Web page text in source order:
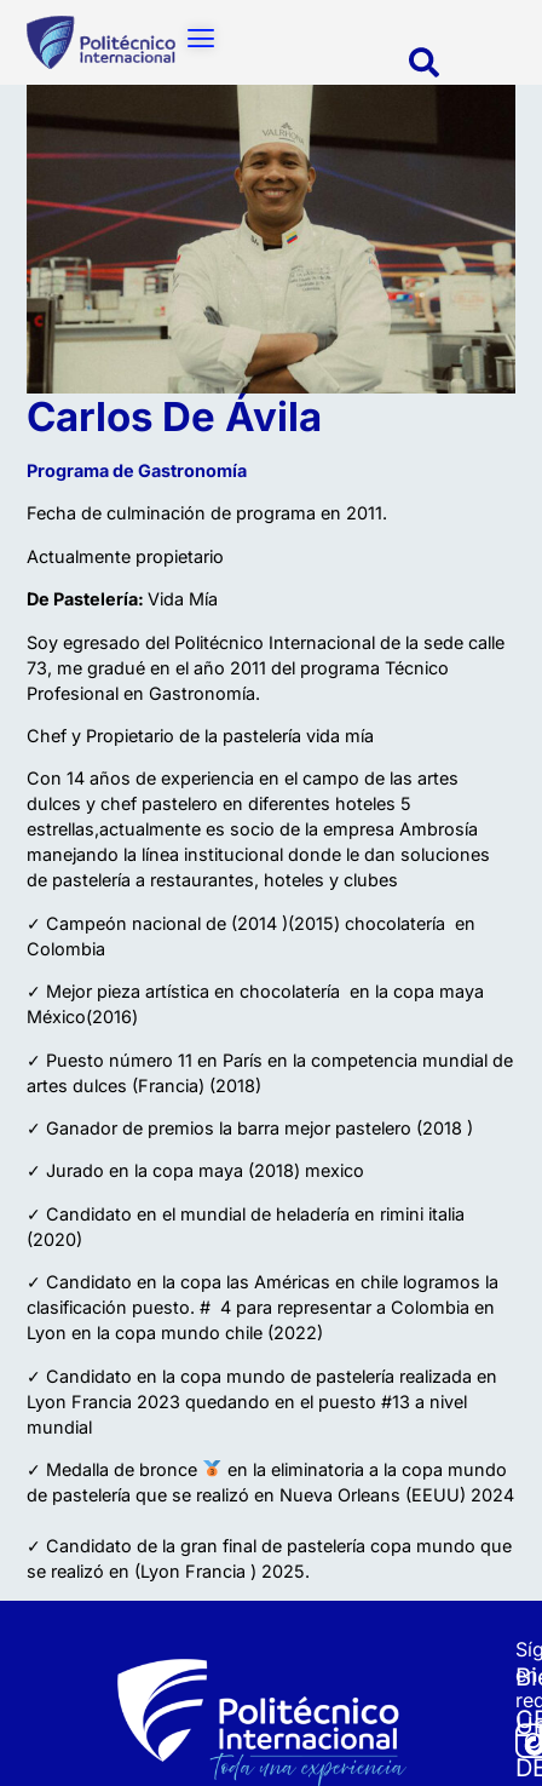
Carlos De Ávila
Programa de Gastronomía
Fecha de culminación de programa en 2011.
Actualmente propietario
De Pastelería:Vida Mía
Soy egresado del Politécnico Internacional de la sede calle
73, me gradué en el año 2011 del programa Técnico
Profesional en Gastronomía.
Chef y Propietario de la pastelería vida mía
Con 14 años de experiencia en el campo de las artes
dulces y chef pastelero en diferentes hoteles 5
estrellas,actualmente es socio de la empresa Ambrosía
manejando la línea institucional donde le dan soluciones
de pastelería a restaurantes, hoteles y clubes
✓ Campeón nacional de (2014 )(2015) chocolatería en
Colombia
✓ Mejor pieza artística en chocolatería en la copa maya
México(2016)
✓ Puesto número 11 en París en la competencia mundial de
artes dulces (Francia) (2018)
✓ Ganador de premios la barra mejor pastelero (2018 )
✓ Jurado en la copa maya (2018) mexico
✓ Candidato en el mundial de heladería en rimini italia
(2020)
✓ Candidato en la copa las Américas en chile logramos la
clasificación puesto. # 4 para representar a Colombia en
Lyon en la copa mundo chile (2022)
✓ Candidato en la copa mundo de pastelería realizada en
Lyon Francia 2023 quedando en el puesto #13 a nivel
mundial
✓ Medalla de bronce
en la eliminatoria a la copa mundo
de pastelería que se realizó en Nueva Orleans (EEUU) 2024
✓ Candidato de la gran final de pastelería copa mundo que
se realizó en (Lyon Francia ) 2025.
en